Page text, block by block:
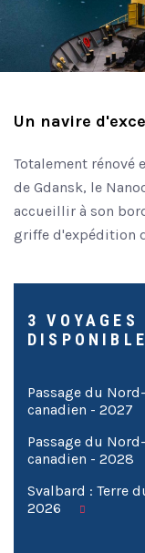
Un navire
Totalement rénové
de Gdansk, le
accueillir à son
griffe d'expédition
3 VOYAGES
Passage du
canadien - 2027
Passage du
canadien - 2028
Svalbard : Terre
2026